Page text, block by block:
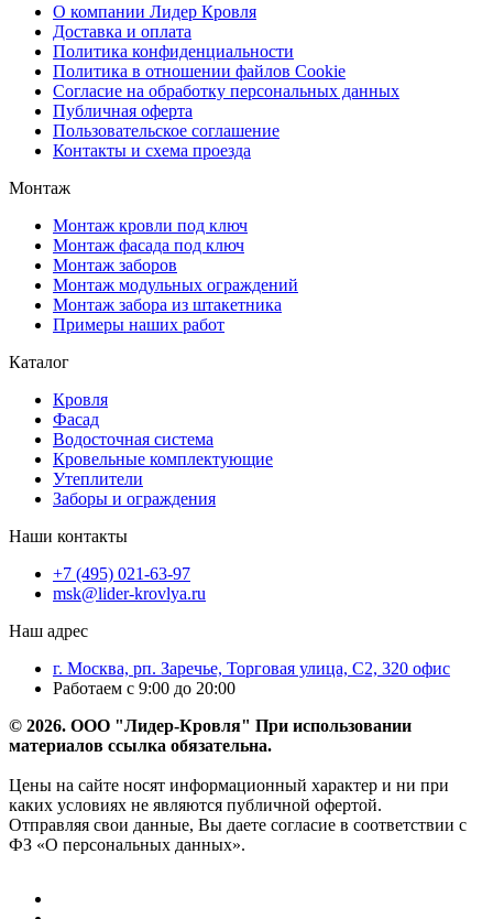
О компании Лидер Кровля
Доставка и оплата
Политика конфиденциальности
Политика в отношении файлов Cookie
Согласие на обработку персональных данных
Публичная оферта
Пользовательское соглашение
Контакты и схема проезда
Монтаж
Монтаж кровли под ключ
Монтаж фасада под ключ
Монтаж заборов
Монтаж модульных ограждений
Монтаж забора из штакетника
Примеры наших работ
Каталог
Кровля
Фасад
Водосточная система
Кровельные комплектующие
Утеплители
Заборы и ограждения
Наши контакты
+7 (495) 021-63-97
msk@lider-krovlya.ru
Наш адрес
г. Москва, рп. Заречье, Торговая улица, С2, 320 офис
Работаем с 9:00 до 20:00
© 2026. ООО "Лидер-Кровля" При использовании
материалов ссылка обязательна.
Цены на сайте носят информационный характер и ни при
каких условиях не являются публичной офертой.
Отправляя свои данные, Вы даете согласие в соответствии с
ФЗ «О персональных данных».